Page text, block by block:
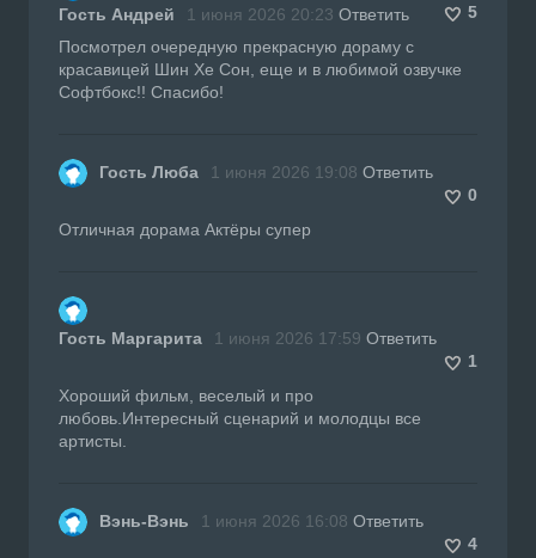
Гость Андрей 1 июня 2026 20:23 Ответить
5
Посмотрел очередную прекрасную дораму с
красавицей Шин Хе Сон, еще и в любимой озвучке
Софтбокс!! Спасибо!
Гость Люба 1 июня 2026 19:08 Ответить
0
Отличная дорама Актёры супер
Гость Маргарита 1 июня 2026 17:59 Ответить
1
Хороший фильм, веселый и про
любовь.Интересный сценарий и молодцы все
артисты.
Вэнь-Вэнь 1 июня 2026 16:08 Ответить
4